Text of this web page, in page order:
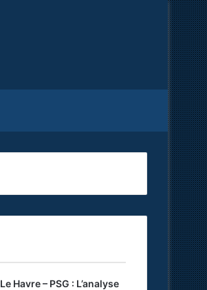
Le Havre – PSG : L’analyse